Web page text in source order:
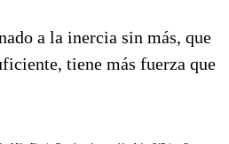
a la inercia sin más, que
tiene más fuerza que